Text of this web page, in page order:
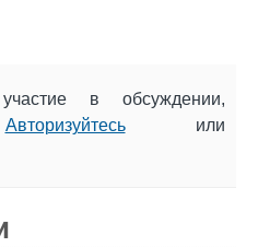
в обсуждении,
Авторизуйтесьили